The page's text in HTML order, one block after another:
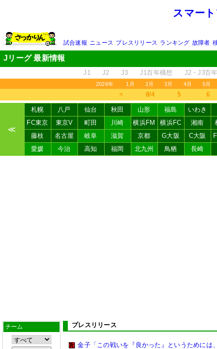
スマー
試合速報 ニュース プレスリリース ランキング 故障者
Jリーグ 最新情報
J1 J2 J3 J1百年構想 J2・J3百
2026年 1月 2月 3月 4月 5月
＜ 8/4 5 6
≪
札幌 八戸 仙台 秋田 山形 福島
いわき
FC東京
東京V 町田 川崎 横浜FM 横浜FC 湘南
藤枝
名古屋 岐阜 滋賀 京都 G大阪 C大阪
愛媛
今治 高知 福岡 北九州 鳥栖 長崎
チーム プレスリリース
金子「この戦いを『良かった』というためには